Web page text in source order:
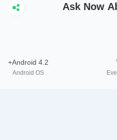
Ask Now
Android 4.2+
Android OS